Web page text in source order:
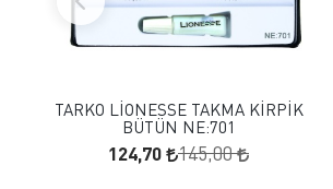
FAVORILERE EKLE
SEPETE EKLE
TARKO LİONESSE TAKMA KİRPİK
BÜTÜN NE:701
124,70 145,00